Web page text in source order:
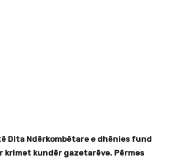
Dita Ndërkombëtare e dhënies fund
krimet kundër gazetarëve. Përmes